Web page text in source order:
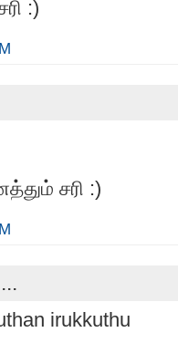
:)
சரி :)
irukkuthu